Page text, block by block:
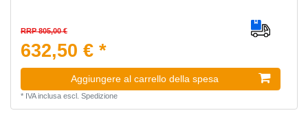
RRP 805,00 €
632,50 € *
Aggiungere al carrello della spesa
* IVA inclusaescl. Spedizione